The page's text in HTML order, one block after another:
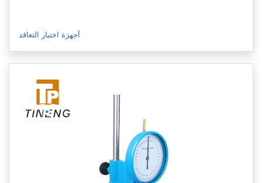
أجهزة اختبار التعاقد